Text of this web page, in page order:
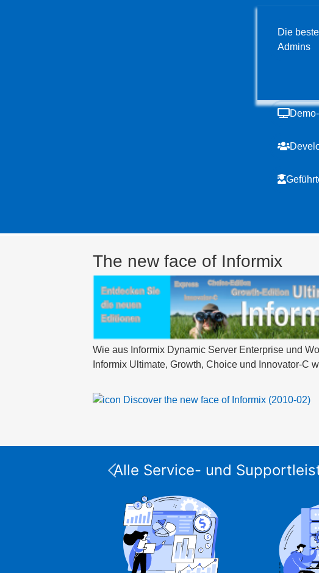
Die
Admins
The new face of Informix
Wie aus Informix Dynamic Server Enterprise und
Informix Ultimate, Growth, Choice und Innovator-C
Discover the new face of Informix (2010-02)
Alle Service- und